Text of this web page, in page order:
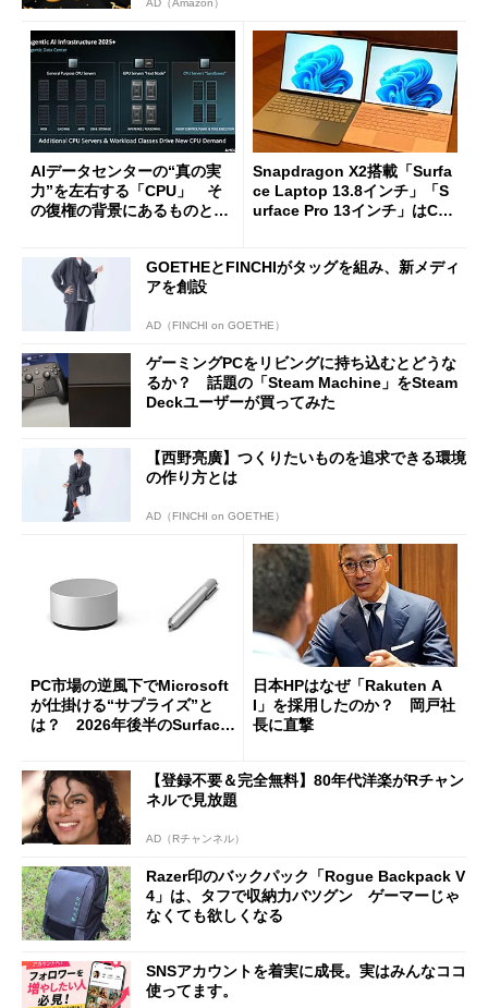
AIデータセンターの“真の実
力”を左右する「CPU」 そ
の復権の背景にあるものと
Snapdragon X2搭載「Surfa
ce Laptop 13.8インチ」「S
urface Pro 13インチ」はCop
た
GOETHEとFINCHIがタッグを組み、新メディ
アを創設
AD（FINCHI on GOETHE）
ゲーミングPCをリビングに持ち込むとどうな
るか？ 話題の「Steam Machine」をSteam
Deckユーザーが買ってみた
【西野亮廣】つくりたいものを追求できる環境
の作り方とは
AD（FINCHI on GOETHE）
PC市場の逆風下でMicrosoft
が仕掛ける“サプライズ”と
は？ 2026年後半のSurface
日本HPはなぜ「Rakuten A
I」を採用したのか？ 岡戸社
長に直撃
【登録不要＆完全無料】80年代洋楽がRチャン
ネルで見放題
AD（Rチャンネル）
Razer印のバックパック「Rogue Backpack V
4」は、タフで収納力バツグン ゲーマーじゃ
なくても欲しくなる
SNSアカウントを着実に成長。実はみんなココ
使ってます。